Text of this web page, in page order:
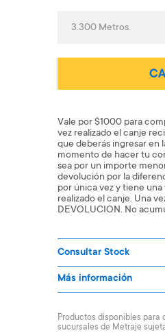
3.300 Metros.
Vale por $1000 para
vez realizado el canje
que deberás ingresar en
momento de hacer tu
sea por un importe
devolución por la
por única vez y tiene
realizado el canje. Una
DEVOLUCION. No
Consultar Stock
Más información
Productos disponibles para
sucursales de Metraje